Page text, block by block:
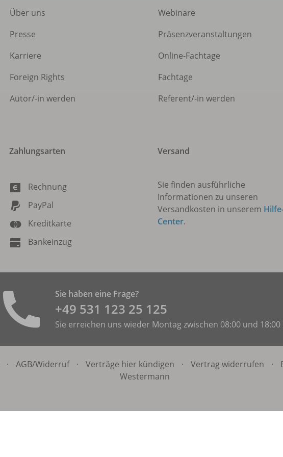
Über uns
Presse
Karriere
Foreign Rights
Autor/-in werden
Webinare
Präsenzveranstaltungen
Online-Fachtage
Fachtage
Referent/-in werden
Zahlungsarten
Rechnung
PayPal
Kreditkarte
Bankeinzug
Versand
Sie finden ausführliche
Informationen zu unseren
Versandkosten in unserem
Center.
Sie haben eine Frage?
+49 531 ­123 25 125
Sie erreichen uns wieder Montag zwischen 08:00 und 18:00
· AGB/Widerruf · Verträge hier kündigen · Vertrag widerrufen ·
Westermann